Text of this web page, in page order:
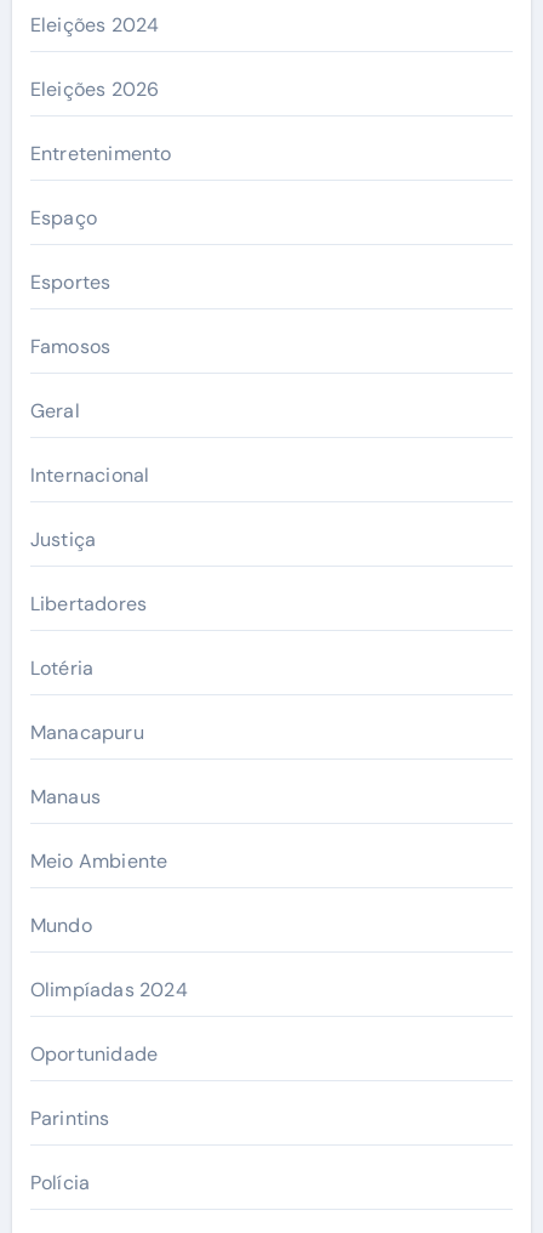
Eleições 2024
Eleições 2026
Entretenimento
Espaço
Esportes
Famosos
Geral
Internacional
Justiça
Libertadores
Lotéria
Manacapuru
Manaus
Meio Ambiente
Mundo
Olimpíadas 2024
Oportunidade
Parintins
Polícia